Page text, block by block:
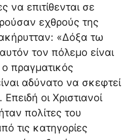
να επιτίθενται σε
εχθρούς της
«Δόξα τω
τον πόλεμο είναι
πραγματικός
αδύνατο να σκεφτεί
Επειδή οι Χριστιανοί
πολίτες του
τις κατηγορίες